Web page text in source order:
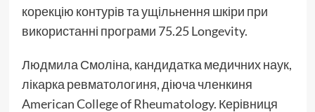
корекцію контурів та ущільнення шкіри при
використанні програми 75.25 Longevity.
Людмила Смоліна, кандидатка медичних наук,
лікарка ревматологиня, діюча членкиня
American College of Rheumatology. Керівниця